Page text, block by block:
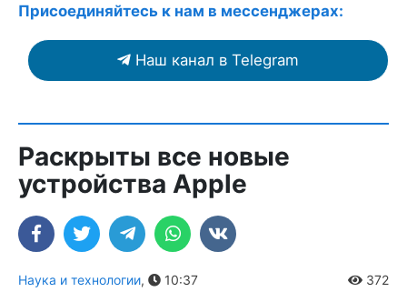
Присоединяйтесь к нам в мессенджерах:
Наш канал в Telegram
Раскрыты все новые
устройства Apple
Наука и технологии, 10:37 372